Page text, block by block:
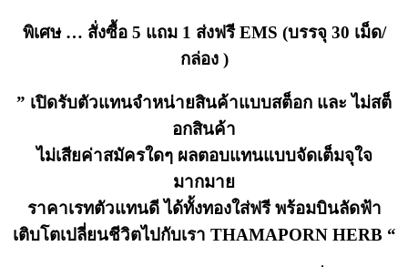
พิเศษ … สั่งซื้อ 5 แถม 1 ส่งฟรี EMS (บรรจุ 30 เม็ด/
กล่อง )
” เปิดรับตัวแทนจำหน่ายสินค้าแบบสต็อก และ ไม่สต็
อกสินค้า
ไม่เสียค่าสมัครใดๆ ผลตอบแทนแบบจัดเต็มจุใจ
มากมาย
ราคาเรทตัวแทนดี ได้ทั้งทองใส่ฟรี พร้อมบินลัดฟ้า
เติบโตเปลี่ยนชีวิตไปกับเรา THAMAPORN HERB “